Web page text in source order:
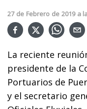
27 de Febrero de 2019 a
La reciente
presidente de la
Portuarios de
y el secretario